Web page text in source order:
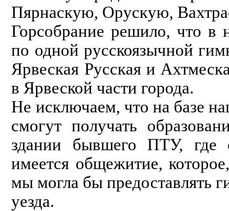
Пярнаскую, Орускую,
Горсобрание решило, что в
по одной русскоязычной
Ярвеская Русская и
в Ярвеской части города.
Не исключаем, что на базе
смогут получать
здании бывшего ПТУ, где
имеется общежитие,
мы могла бы предоставлять
уезда.